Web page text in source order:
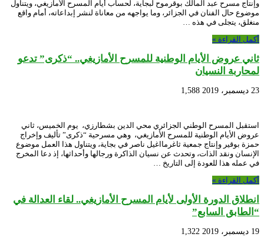
وإنتاج مسرح عبد المالك بوقرموح لبجاية، لحساب أيام المسرح الأمازيغي، ويتناول
موضوع حال الفنان في الجزائر، وما يواجهه من معاناة لنشر إبداعاته، أمام واقع
منغلق، يتجلى في هذه …
أكمل القراءة »
ثاني عروض الأيام الوطنية للمسرح الأمازيغي.. “ذكرى” تدعو
لمحاربة النسيان
23 ديسمبر، 2019 1,588
استقبل المسرح الوطني الجزائري محي الدين بشطارزي، يوم الخميس، ثاني
عروض الأيام الوطنية للمسرح الأمازيغي، وهي مسرحية “ذكرى” تأليف وإخراج
حمزة بوقير وإنتاج جمعية ثاغرمااغيل ناصر في بجاية، ويتناول هذا العمل موضوع
الإنسان ونقد الذات، وتحدث عن نسيان الذاكرة ورجالها وأحداثها، إذ دعا المخرج
في عمله هذا للعودة إلى التاريخ …
أكمل القراءة »
انطلاق الدورة الأولى لأيام المسرح الأمازيغي.. لقاء العدالة في
“الطابق السابع”
19 ديسمبر، 2019 1,322